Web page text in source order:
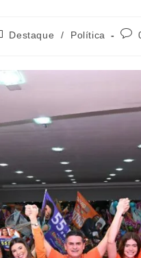
Destaque / Política